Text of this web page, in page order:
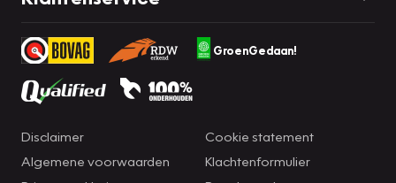
GroenGedaan!
Disclaimer
Algemene voorwaarden
Cookie statement
Klachtenformulier